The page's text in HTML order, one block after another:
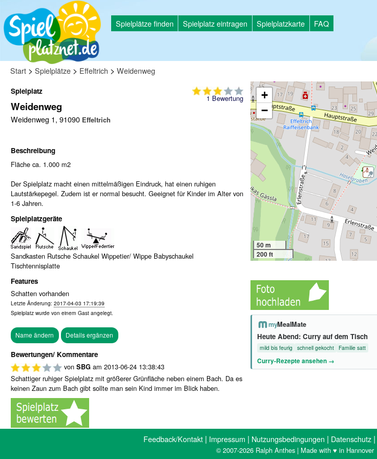
Spielplätze finden Spielplatz eintragen Spielplatzkarte FAQ
Start > Spielplätze > Effeltrich > Weidenweg
1Bewertung
Spielplatz
Weidenweg
Weidenweg 1, 91090 Effeltrich
Beschreibung
Fläche ca. 1.000 m2
Der Spielplatz macht einen mittelmäßigen Eindruck, hat einen ruhigen
Lautstärkepegel. Zudem ist er normal besucht. Geeignet für Kinder im Alter von
1-6 Jahren.
Spielplatzgeräte
Sandkasten Rutsche Schaukel Wippetier/ Wippe Babyschaukel
Tischtennisplatte
Features
Schatten vorhanden
Letzte Änderung: 2017-04-03 17:19:39
Spielplatz wurde von einem Gast angelegt.
Bewertungen/ Kommentare
von SBG am 2013-06-24 13:38:43
Schattiger ruhiger Spielplatz mit größerer Grünfläche neben einem Bach. Da es
keinen Zaun zum Bach gibt sollte man sein Kind immer im Blick haben.
+
−
50 m
200 ft
myMealMate
Heute Abend: Curry auf dem Tisch
mild bis feurig schnell gekocht Familie satt
Curry-Rezepte ansehen →
Feedback/Kontakt | Impressum | Nutzungsbedingungen | Datenschutz |
© 2007-2026 Ralph Anthes | Made with ♥ in Hannover